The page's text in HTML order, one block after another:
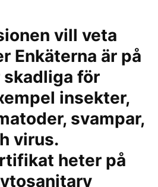
vill veta
Enkäterna är på
skadliga för
insekter,
svampar,
virus.
heter på